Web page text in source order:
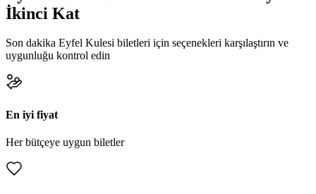
İkinci Kat
Son dakika Eyfel Kulesi biletleri için seçenekleri karşılaştırın ve
uygunluğu kontrol edin
En iyi fiyat
Her bütçeye uygun biletler